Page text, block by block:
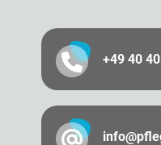
+49 40